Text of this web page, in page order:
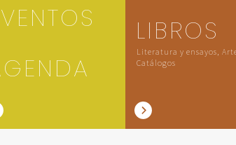
LIBROS
Literatura y ensayos,
Catálogos